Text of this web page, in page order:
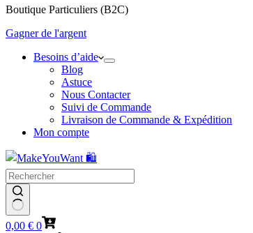
Boutique Particuliers (B2C)
Gagner de l'argent
Besoins d’aide
Blog
Astuce
Nous Contacter
Suivi de Commande
Livraison de Commande & Expédition
Mon compte
Panier
0,00 € 0